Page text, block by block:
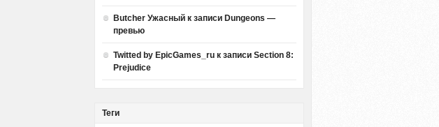
Butcher Ужасный к записи Dungeons —
превью
Twitted by EpicGames_ru к записи Section 8:
Prejudice
Теги